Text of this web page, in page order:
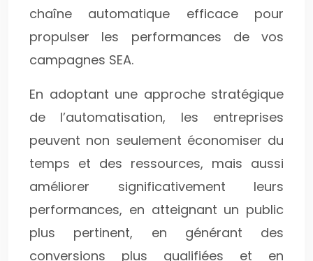
chaîne automatique efficace pour
propulser les performances de vos
campagnes SEA.
En adoptant une approche stratégique
de l’automatisation, les entreprises
peuvent non seulement économiser du
temps et des ressources, mais aussi
améliorer significativement leurs
performances, en atteignant un public
plus pertinent, en générant des
conversions plus qualifiées et en